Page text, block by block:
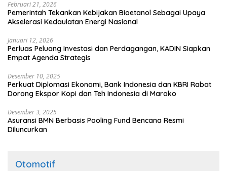
Februari 21, 2026
Pemerintah Tekankan Kebijakan Bioetanol Sebagai Upaya
Akselerasi Kedaulatan Energi Nasional
Januari 12, 2026
Perluas Peluang Investasi dan Perdagangan, KADIN Siapkan
Empat Agenda Strategis
Desember 10, 2025
Perkuat Diplomasi Ekonomi, Bank Indonesia dan KBRI Rabat
Dorong Ekspor Kopi dan Teh Indonesia di Maroko
Desember 3, 2025
Asuransi BMN Berbasis Pooling Fund Bencana Resmi
Diluncurkan
Otomotif